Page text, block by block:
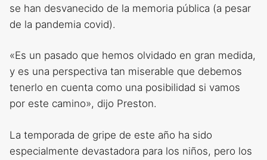
se han desvanecido de la memoria pública (a pesar
de la pandemia covid).
«Es un pasado que hemos olvidado en gran medida,
y es una perspectiva tan miserable que debemos
tenerlo en cuenta como una posibilidad si vamos
por este camino», dijo Preston.
La temporada de gripe de este año ha sido
especialmente devastadora para los niños, pero los